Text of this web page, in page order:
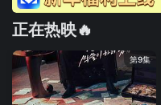
正在热映🔥
第9集